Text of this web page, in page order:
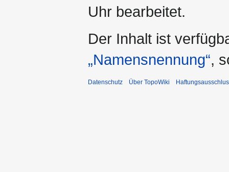
Uhr bearbeitet.
Der Inhalt ist
„Namensnennung“,
Datenschutz Über TopoWiki